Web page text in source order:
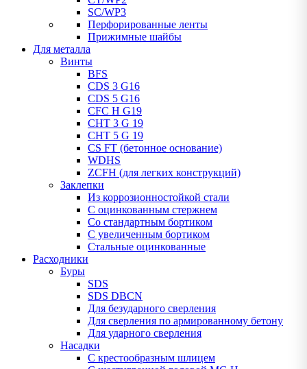
SC/WP3
Перфорированные ленты
Прижимные шайбы
Для металла
Винты
BFS
CDS 3 G16
CDS 5 G16
CFC H G19
CHT 3 G 19
CHT 5 G 19
CS FT (бетонное основание)
WDHS
ZCFH (для легких конструкций)
Заклепки
Из коррозионностойкой стали
С оцинкованным стержнем
Со стандартным бортиком
С увеличенным бортиком
Стальные оцинкованные
Расходники
Буры
SDS
SDS DBCN
Для безударного сверления
Для сверления по армированному бетону
Для ударного сверления
Насадки
С крестообразным шлицем